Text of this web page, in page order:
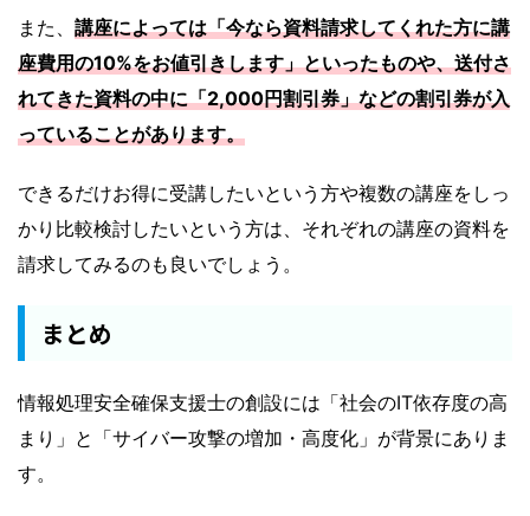
また、 講座によっては「今なら資料請求してくれた方に講
座費用の10%をお値引きします」といったものや、送付さ
れてきた資料の中に「2,000円割引券」などの割引券が入
っていることがあります。
できるだけお得に受講したいという方や複数の講座をしっ
かり比較検討したいという方は、それぞれの講座の資料を
請求してみるのも良いでしょう。
まとめ
情報処理安全確保支援士の創設には「社会のIT依存度の高
まり」と「サイバー攻撃の増加・高度化」が背景にありま
す。